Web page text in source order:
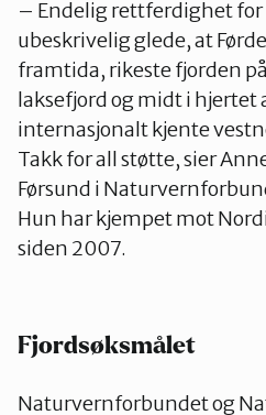
– Endelig rettferdighet for
ubeskrivelig glede, at
framtida, rikeste fjorden
laksefjord og midt i hjertet
internasjonalt kjente
Takk for all støtte, sier
Førsund i
Hun har kjempet mot
siden 2007.
Fjordsøksmålet
Naturvernforbundet og